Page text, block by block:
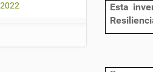
Esta